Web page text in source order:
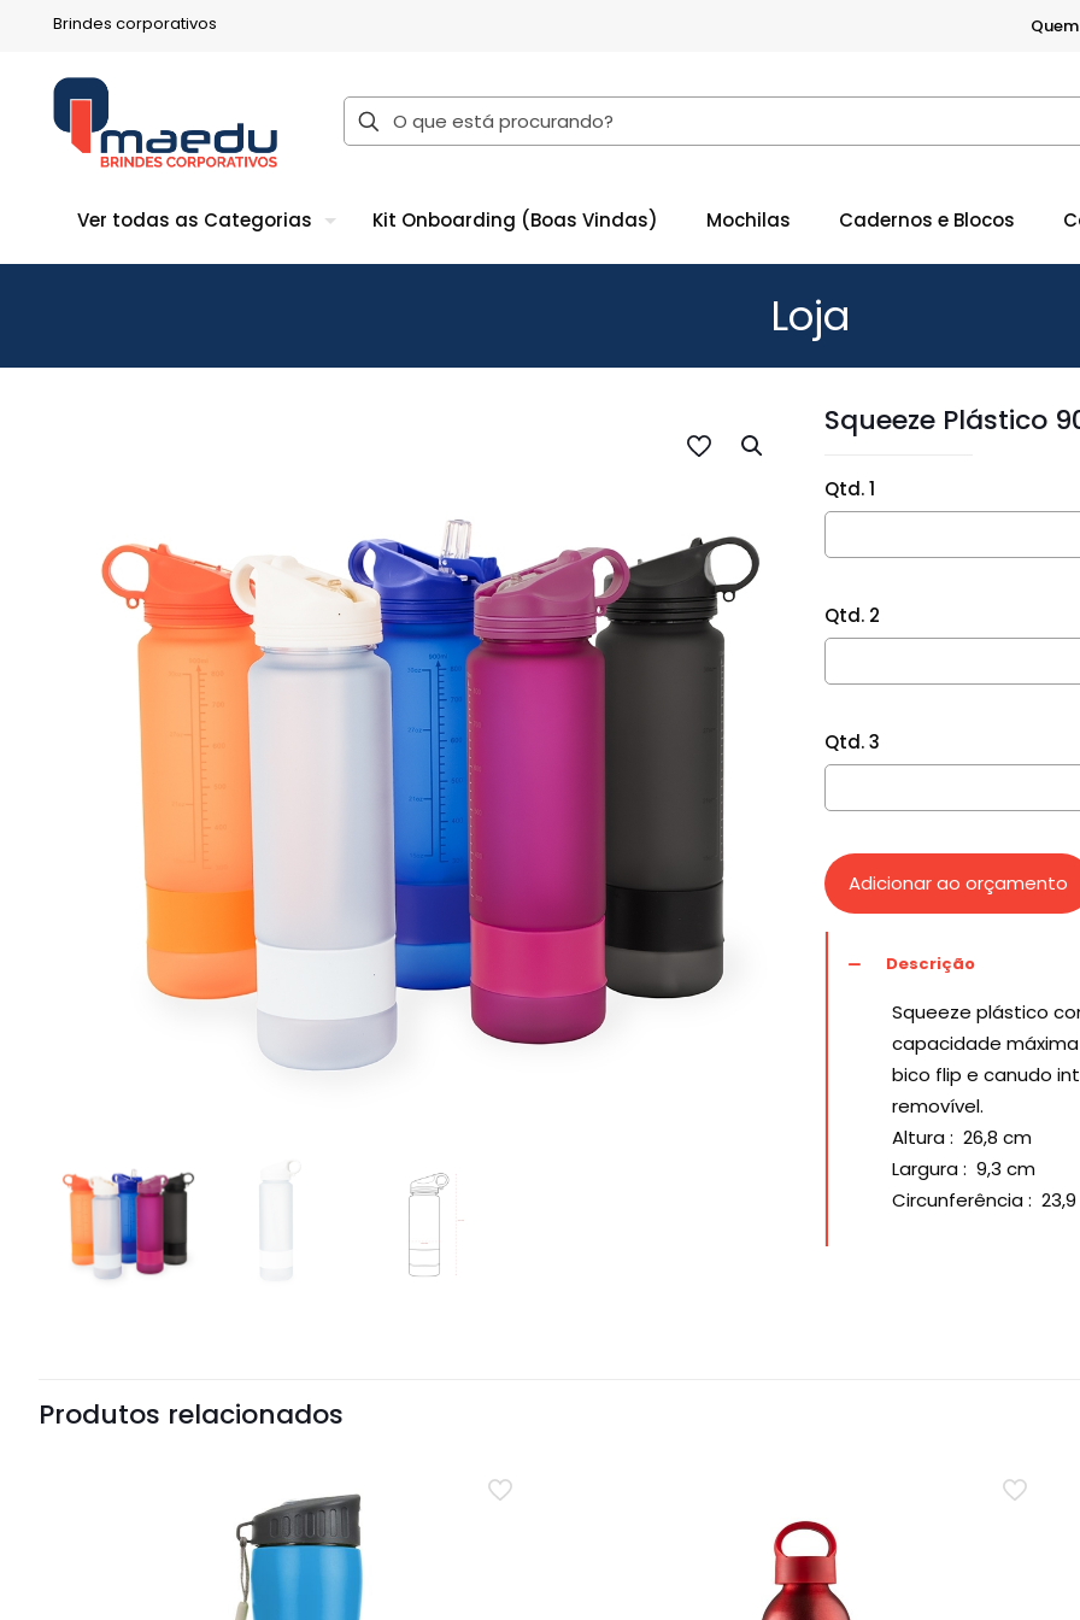
Brindes corporativos
Ver todas as Categorias Kit Onboarding (Boas Vindas) Mochilas Cadernos e Blocos
Loja
Squeeze Plástico
Qtd. 1
Qtd. 2
Qtd. 3
Adicionar ao orçamento
Descrição
Squeeze plástico
capacidade
bico flip e canudo
removível.
Altura: 26,8 cm
Largura: 9,3 cm
Circunferência:
Produtos relacionados